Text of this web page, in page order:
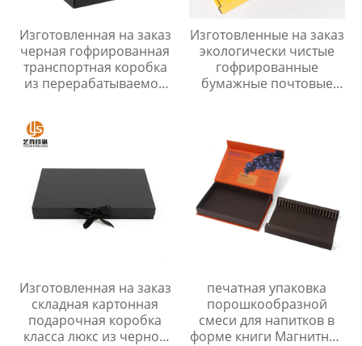
Изготовленная на заказ
черная гофрированная
транспортная коробка
из перерабатываемой
транспортная коробка
Изготовленные на заказ
экологически чистые
гофрированные
бумажные почтовые
Изготовленная на заказ
складная картонная
подарочная коробка
класса люкс из черной
печатная упаковка
порошкообразной
смеси для напитков в
форме книги Магнитная